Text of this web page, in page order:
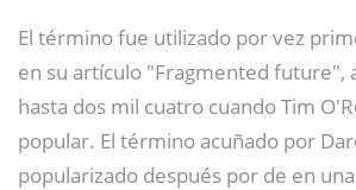
El término fue utilizado por vez
en su artículo "Fragmented future",
hasta dos mil cuatro cuando Tim
popular. El término acuñado por
popularizado después por de en